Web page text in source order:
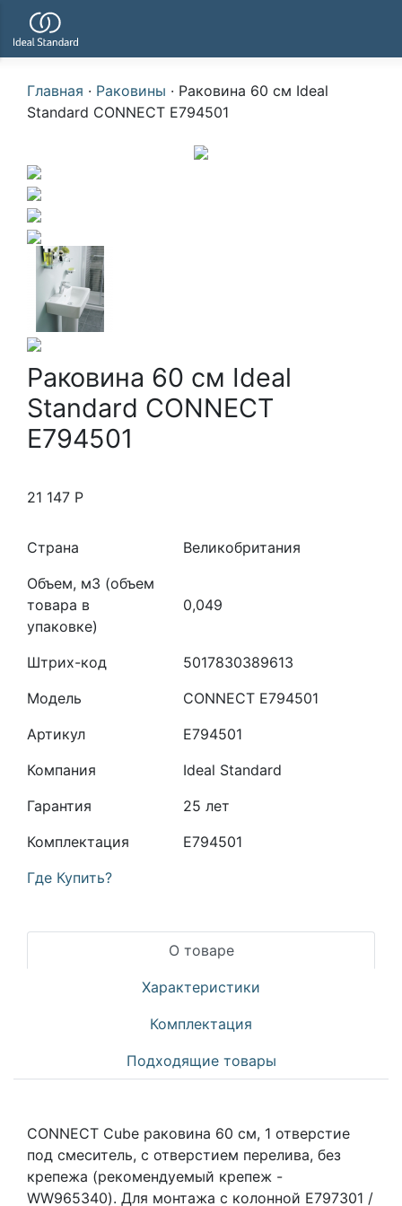
Главная · Раковины · Раковина 60 см Ideal
Standard CONNECT E794501
Раковина 60 см Ideal
Standard CONNECT
E794501
21 147 Р
Страна
Великобритания
Объем, м3 (объем
товара в
упаковке)
0,049
Штрих-код
5017830389613
Модель
CONNECT E794501
Артикул
E794501
Компания
Ideal Standard
Гарантия
25 лет
Комплектация
E794501
Где Купить?
О товаре
Характеристики
Комплектация
Подходящие товары
CONNECT Cube раковина 60 см, 1 отверстие
под смеситель, с отверстием перелива, без
крепежа (рекомендуемый крепеж -
WW965340). Для монтажа с колонной E797301 /